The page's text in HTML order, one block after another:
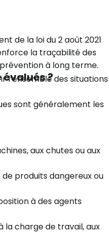
de la loi du 2 août 2021
la traçabilité des
à long terme.
?
l’ensemble des situations
sont généralement les
aux chutes ou aux
produits dangereux ou
à des agents
la charge de travail, aux